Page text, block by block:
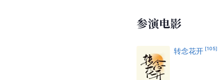
参演电影
转念花开 [105]